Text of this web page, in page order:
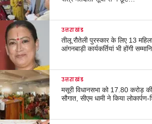
उत्तराखंड
तीलू रौतेली पुरस्कार के लिए 13
आंगनबाड़ी कार्यकर्तियां भी होंगी
उत्तराखंड
मसूरी विधानसभा को 17.80 करोड़
सौगात, सीएम धामी ने किया लोकार्पण-